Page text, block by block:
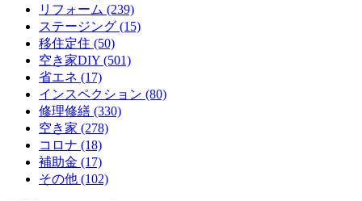
リフォーム (239)
ステージング (15)
移住定住 (50)
空き家DIY (501)
省エネ (17)
インスペクション (80)
修理修繕 (330)
空き家 (278)
コロナ (18)
補助金 (17)
その他 (102)